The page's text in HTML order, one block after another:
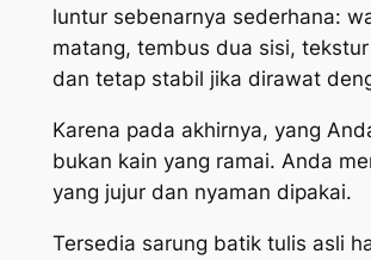
luntur sebenarnya sederhana:
matang, tembus dua sisi,
dan tetap stabil jika dirawat
Karena pada akhirnya, yang
bukan kain yang ramai. Anda
yang jujur dan nyaman dipakai.
Tersedia sarung batik tulis asli